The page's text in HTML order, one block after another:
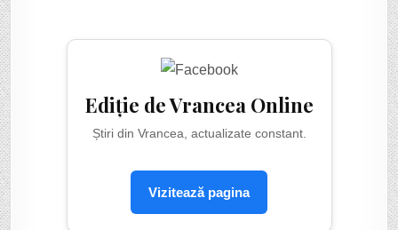
Ediție de Vrancea Online
Știri din Vrancea, actualizate constant.
Vizitează pagina